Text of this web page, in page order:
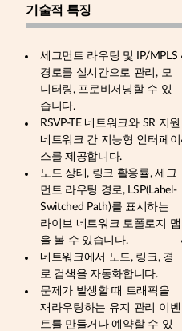
기술적 특징
세그먼트 라우팅 및 IP/MPLS
경로를 실시간으로 관리, 모
니터링, 프로비저닝할 수 있
습니다.
RSVP-TE 네트워크와 SR 지원
네트워크 간 지능형 인터페이
스를 제공합니다.
노드 상태, 링크 활용률, 세그
먼트 라우팅 경로, LSP(Label-
Switched Path)를 표시하는
라이브 네트워크 토폴로지 맵
을 볼 수 있습니다.
네트워크에서 노드, 링크, 경
로 검색을 자동화합니다.
문제가 발생할 때 트래픽을
재라우팅하는 유지 관리 이벤
트를 만들거나 예약할 수 있